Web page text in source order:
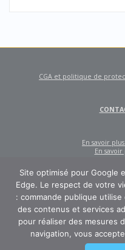
CODE :
CGA et politique de
En savoir
En savoir
Site optimisé pour Google
Edge. Le respect de votre
: commande publique
des contenus et services
pour réaliser des mesures
navigation, vous